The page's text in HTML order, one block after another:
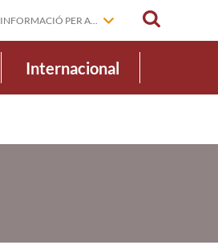
INFORMACIÓ PER A...
Internacional